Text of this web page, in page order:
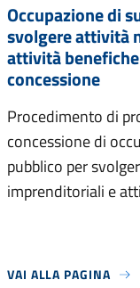
Occupazione di
svolgere attività
attività
concessione
Procedimento di
concessione di
pubblico per
imprenditoriali e
VAI ALLA PAGINA